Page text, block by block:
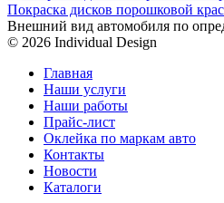
Покраска дисков порошковой
Внешний вид автомобиля по
© 2026 Individual Design
Главная
Наши услуги
Наши работы
Прайс-лист
Оклейка по маркам авто
Контакты
Новости
Каталоги